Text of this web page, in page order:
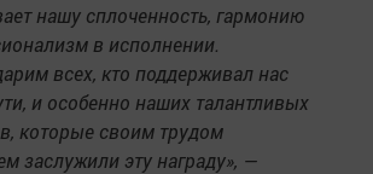
нашу сплоченность, гармонию
в исполнении.
всех, кто поддерживал нас
и особенно наших талантливых
которые своим трудом
заслужили эту награду», —